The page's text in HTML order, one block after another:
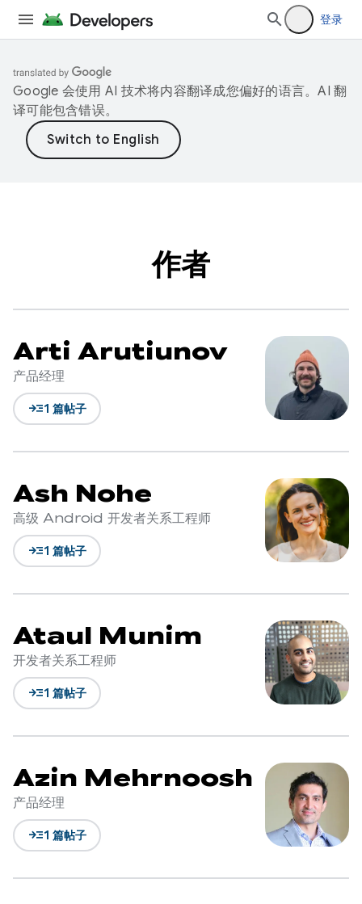
登录
Google 会使用 AI 技术将内容翻译成您偏好的语言。AI 翻
译可能包含错误。
作者
Arti Arutiunov
产品经理
read_more1 篇帖子
Ash Nohe
高级 Android 开发者关系工程师
read_more1 篇帖子
Ataul Munim
开发者关系工程师
read_more1 篇帖子
Azin Mehrnoosh
产品经理
read_more1 篇帖子